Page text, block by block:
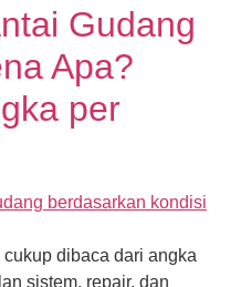
Gudang
Apa?
per
dibaca dari angka
sistem, repair, dan